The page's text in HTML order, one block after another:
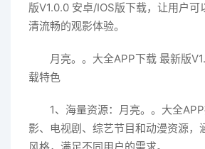
版V1.0.0 安卓/IOS版下载，让用户可
清流畅的观影体验。
月亮。。大全APP下载 最新版
载特色
1、海量资源：月亮。。大全
影、电视剧、综艺节目和动漫资源，